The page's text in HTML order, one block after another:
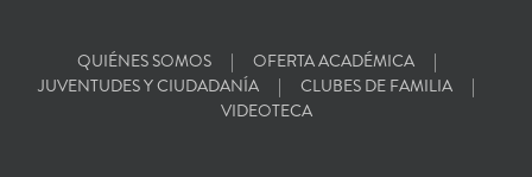
QUIÉNES SOMOS
OFERTA ACADÉMICA
JUVENTUDES Y CIUDADANÍA
CLUBES DE FAMILIA
VIDEOTECA